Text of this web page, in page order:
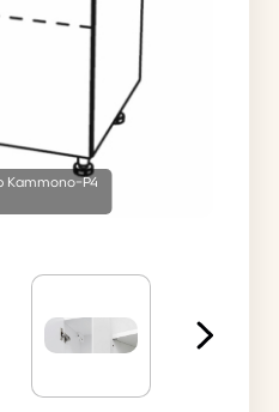
Kammono-P4